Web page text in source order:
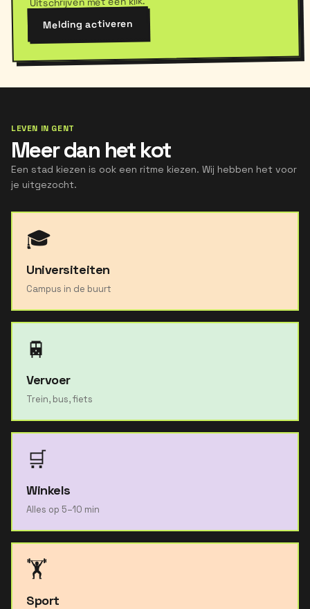
Melding activeren
LEVEN IN GENT
Meer dan het kot
Een stad kiezen is ook een ritme kiezen. Wij hebben het voor
je uitgezocht.
🎓
Universiteiten
Campus in de buurt
🚆
Vervoer
Trein, bus, fiets
🛒
Winkels
Alles op 5–10 min
🏋️
Sport